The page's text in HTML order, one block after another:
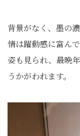
背景がなく、墨の
情は躍動感に富ん
姿も見られ、最晩
うかがわれます。